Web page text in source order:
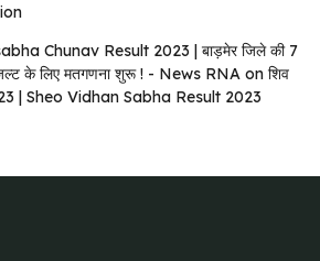
Chunav Result 2023 | बाड़मेर जिले की 7
के लिए मतगणना शुरू ! - News RNA on शिव
| Sheo Vidhan Sabha Result 2023